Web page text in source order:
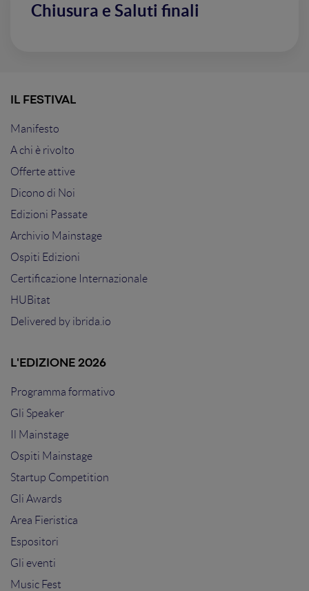
Chiusura e Saluti finali
IL FESTIVAL
Manifesto
A chi è rivolto
Offerte attive
Dicono di Noi
Edizioni Passate
Archivio Mainstage
Ospiti Edizioni
Certificazione Internazionale
HUBitat
Delivered by ibrida.io
L'EDIZIONE 2026
Programma formativo
Gli Speaker
Il Mainstage
Ospiti Mainstage
Startup Competition
Gli Awards
Area Fieristica
Espositori
Gli eventi
Music Fest